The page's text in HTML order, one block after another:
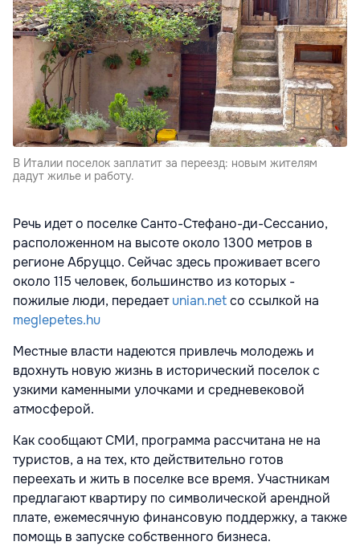
В Италии поселок заплатит за переезд: новым жителям
дадут жилье и работу.
Речь идет о поселке Санто-Стефано-ди-Сессанио,
расположенном на высоте около 1300 метров в
регионе Абруццо. Сейчас здесь проживает всего
около 115 человек, большинство из которых -
пожилые люди, передаетunian.netсо ссылкой на
meglepetes.hu
Местные власти надеются привлечь молодежь и
вдохнуть новую жизнь в исторический поселок с
узкими каменными улочками и средневековой
атмосферой.
Как сообщают СМИ, программа рассчитана не на
туристов, а на тех, кто действительно готов
переехать и жить в поселке все время. Участникам
предлагают квартиру по символической арендной
плате, ежемесячную финансовую поддержку, а также
помощь в запуске собственного бизнеса.